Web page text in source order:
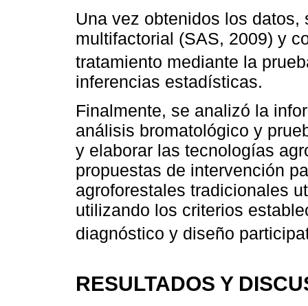
Una vez obtenidos los
multifactorial (SAS, 2009) y
tratamiento mediante la
inferencias estadísticas.
Finalmente, se analizó la
análisis bromatológico y
y elaborar las tecnologías
propuestas de intervención
agroforestales tradicionales
utilizando los criterios
diagnóstico y diseño
RESULTADOS Y